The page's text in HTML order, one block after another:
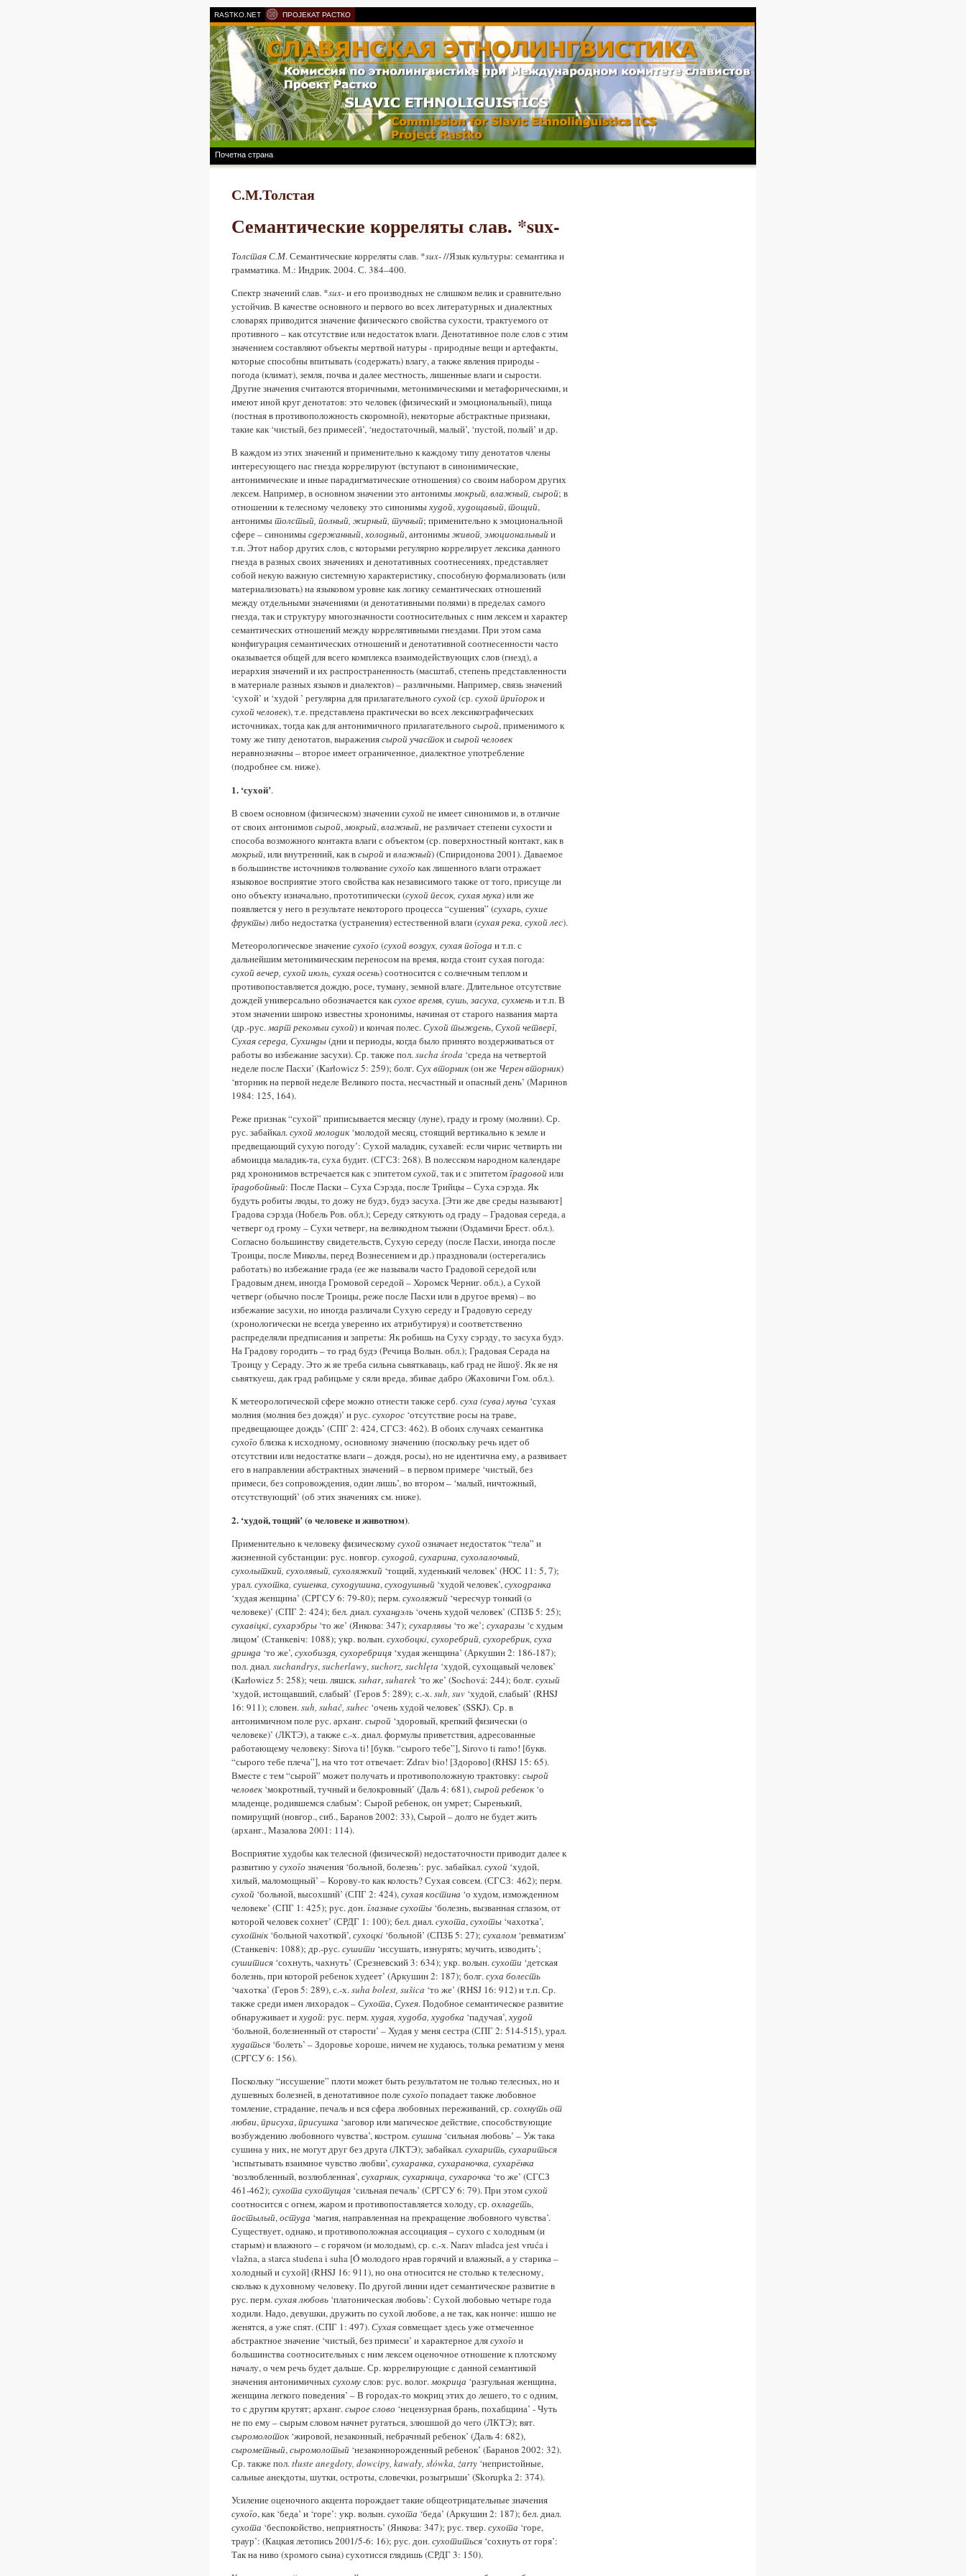
RASTKO.NET ПРОЈЕКАТ РАСТКО
Почетна страна
С.М.Толстая
Семантические корреляты слав. *sux-
Толстая С.М. Семантические корреляты слав. *sux- //Язык культуры: семантика и
грамматика. М.: Индрик. 2004. С. 384–400.
Спектр значений слав. *sux- и его производных не слишком велик и сравнительно
устойчив. В качестве основного и первого во всех литературных и диалектных
словарях приводится значение физического свойства сухости, трактуемого от
противного – как отсутствие или недостаток влаги. Денотативное поле слов с этим
значением составляют объекты мертвой натуры - природные вещи и артефакты,
которые способны впитывать (содержать) влагу, а также явления природы -
погода (климат), земля, почва и далее местность, лишенные влаги и сырости.
Другие значения считаются вторичными, метонимическими и метафорическими, и
имеют иной круг денотатов: это человек (физический и эмоциональный), пища
(постная в противоположность скоромной), некоторые абстрактные признаки,
такие как ‘чистый, без примесей’, ‘недостаточный, малый’, ‘пустой, полый’ и др.
В каждом из этих значений и применительно к каждому типу денотатов члены
интересующего нас гнезда коррелируют (вступают в синонимические,
антонимические и иные парадигматические отношения) со своим набором других
лексем. Например, в основном значении это антонимымокрый, влажный, сырой; в
отношении к телесному человеку это синонимыхудой,худощавый,тощий,
антонимытолстый, полный, жирный, тучный; применительно к эмоциональной
сфере – синонимысдержанный,холодный, антонимыживой, эмоциональныйи
т.п. Этот набор других слов, с которыми регулярно коррелирует лексика данного
гнезда в разных своих значениях и денотативных соотнесениях, представляет
собой некую важную системную характеристику, способную формализовать (или
материализовать) на языковом уровне как логику семантических отношений
между отдельными значениями (и денотативными полями) в пределах самого
гнезда, так и структуру многозначности соотносительных с ним лексем и характер
семантических отношений между коррелятивными гнездами. При этом сама
конфигурация семантических отношений и денотативной соотнесенности часто
оказывается общей для всего комплекса взаимодействующих слов (гнезд), а
иерархия значений и их распространенность (масштаб, степень представленности
в материале разных языков и диалектов) – различными. Например, связь значений
‘сухой’ и ‘худой ’ регулярна для прилагательного сухой(ср.сухой пригороки
сухой человек), т.е. представлена практически во всех лексикографических
источниках, тогда как для антонимичного прилагательного сырой, применимого к
тому же типу денотатов, выражениясырой участокисырой человек
неравнозначны – второе имеет ограниченное, диалектное употребление
(подробнее см. ниже).
1. ‘сухой’.
В своем основном (физическом) значениисухойне имеет синонимов и, в отличие
от своих антонимовсырой,мокрый,влажный, не различает степени сухости и
способа возможного контакта влаги с объектом (ср. поверхностный контакт, как в
мокрый, или внутренний, как всыройивлажный) (Спиридонова 2001). Даваемое
в большинстве источников толкованиесухого как лишенного влаги отражает
языковое восприятие этого свойства как независимого также от того, присуще ли
оно объекту изначально, прототипически (сухой песок, сухая мука) или же
появляется у него в результате некоторого процесса “сушения” (сухарь, сухие
фрукты) либо недостатка (устранения) естественной влаги (сухая река, сухой лес).
Метеорологическое значениесухого (сухой воздух, сухая погода и т.п. с
дальнейшим метонимическим переносом на время, когда стоит сухая погода:
сухой вечер, сухой июль, сухая осень) соотносится с солнечным теплом и
противопоставляется дождю, росе, туману, земной влаге. Длительное отсутствие
дождей универсально обозначается каксухое время, сушь, засуха, сухменьи т.п. В
этом значении широко известны хрононимы, начиная от старого названия марта
(др.-рус.март рекомыи сухой) и кончая полес.Сухой тыждень,Сухой четверг,
Сухая середа, Сухинды(дни и периоды, когда было принято воздерживаться от
работы во избежание засухи). Ср. также пол.sucha środa ‘среда на четвертой
неделе после Пасхи’ (Karłowicz 5: 259); болг.Сух вторник(он же Черен вторник)
‘вторник на первой неделе Великого поста, несчастный и опасный день’ (Маринов
1984: 125, 164).
Реже признак “сухой” приписывается месяцу (луне), граду и грому (молнии). Ср.
рус. забайкал.сухой молодик ‘молодой месяц, стоящий вертикально к земле и
предвещающий сухую погоду’: Сухой маладик, сухавей: если чирис четвирть ни
абмоицца маладик-та, суха будит. (СГСЗ: 268). В полесском народном календаре
ряд хрононимов встречается как с эпитетомсухой, так и с эпитетомградовойили
градобойный: После Паски – Суха Сэрэда, после Трийцы – Суха сэрэда. Як
будуть робиты люды, то дожу не будэ, будэ засуха. [Эти же две среды называют]
Градова сэрэда (Нобель Ров. обл.); Середу сяткують од граду – Градовая середа, а
четверг од грому – Сухи четверг, на великодном тыжни (Оздамичи Брест. обл.).
Согласно большинству свидетельств, Сухую середу (после Пасхи, иногда после
Троицы, после Миколы, перед Вознесением и др.) праздновали (остерегались
работать) во избежание града (ее же называли часто Градовой середой или
Градовым днем, иногда Громовой середой – Хоромск Черниг. обл.), а Сухой
четверг (обычно после Троицы, реже после Пасхи или в другое время) – во
избежание засухи, но иногда различали Сухую середу и Градовую середу
(хронологически не всегда уверенно их атрибутируя) и соответственно
распределяли предписания и запреты: Як робишь на Суху сэрэду, то засуха будэ.
На Градову городить – то град будэ (Речица Волын. обл.); Градовая Серада на
Троицу у Сераду. Это ж яе треба сильна сьвяткаваць, каб град не йшоў. Як яе ня
сьвяткуеш, дак град рабицьме у сяли вреда, збивае дабро (Жаховичи Гом. обл.).
К метеорологической сфере можно отнести также серб.суха (сува) муња ‘сухая
молния (молния без дождя)’ и рус.сухорос ‘отсутствие росы на траве,
предвещающее дождь’ (СПГ 2: 424, СГСЗ: 462). В обоих случаях семантика
сухого близка к исходному, основному значению (поскольку речь идет об
отсутствии или недостатке влаги – дождя, росы), но не идентична ему, а развивает
его в направлении абстрактных значений – в первом примере ‘чистый, без
примеси, без сопровождения, один лишь’, во втором – ‘малый, ничтожный,
отсутствующий’ (об этих значениях см. ниже).
2. ‘худой, тощий’ (о человеке и животном).
Применительно к человеку физическомусухойозначает недостаток “тела” и
жизненной субстанции: рус. новгор.суходой, сухарина, сухолалочный,
сухолыткий, сухолявый, сухоляжкий ‘тощий, худенький человек’ (НОС 11: 5, 7);
урал.сухотка, сушенка, суходушина,суходушный ‘худой человек’,суходранка
‘худая женщина’ (СРГСУ 6: 79-80); перм.сухоляжий ‘чересчур тонкий (о
человеке)’ (СПГ 2: 424); бел. диал.сухандэль ‘очень худой человек’ (СПЗБ 5: 25);
сухавiцкi,сухарэбры ‘то же’ (Янкова: 347); сухарлявы ‘то же’; сухаразы ‘с худым
лицом’ (Станкевiч: 1088); укр. волын.сухобоцкi, сухоребрий, сухоребрик, суха
дринда ‘то же’,сухобиздя, сухоребриця ‘худая женщина’ (Аркушин 2: 186-187);
пол. диал.suchandrys,sucherlawy,suchorz, suchlęta ‘худой, сухощавый человек’
(Karłowicz 5: 258); чеш. ляшск.suhar,suharek ‘то же’ (Sochová: 244); болг.сухый
‘худой, истощавший, слабый’ (Геров 5: 289); с.-х.suh, suv ‘худой, слабый’ (RHSJ
16: 911); словен.suh, suhač, suhec ‘очень худой человек’ (SSKJ). Ср. в
антонимичном поле рус. арханг.сырой ‘здоровый, крепкий физически (о
человеке)’ (ЛКТЭ), а также с.-х. диал. формулы приветствия, адресованные
работающему человеку: Sirova ti! [букв. “сырого тебе”], Sirovo ti ramo! [букв.
“сырого тебе плеча”], на что тот отвечает: Zdrav bio! [Здорово] (RHSJ 15: 65).
Вместе с тем “сырой” может получать и противоположную трактовку: сырой
человек ‘мокротный, тучный и белокровный’ (Даль 4: 681),сырой ребенок ‘о
младенце, родившемся слабым’: Сырой ребенок, он умрет; Сыренький,
помирущий (новгор., сиб., Баранов 2002: 33), Сырой – долго не будет жить
(арханг., Мазалова 2001: 114).
Восприятие худобы как телесной (физической) недостаточности приводит далее к
развитию усухого значения ‘больной, болезнь’: рус. забайкал.сухой ‘худой,
хилый, маломощный’ – Корову-то как колость? Сухая совсем. (СГСЗ: 462); перм.
сухой ‘больной, высохший’ (СПГ 2: 424),сухая костина ‘о худом, изможденном
человеке’ (СПГ 1: 425); рус. дон.глазные сухоты ‘болезнь, вызванная сглазом, от
которой человек сохнет’ (СРДГ 1: 100); бел. диал.cухота,сухоты ‘чахотка’,
сухотнiк ‘больной чахоткой’,сухоцкi ‘больной’ (СПЗБ 5: 27); сухалом ‘ревматизм’
(Станкевiч: 1088); др.-рус.сушити ‘иссушать, изнурять; мучить, изводить’;
сушитися ‘сохнуть, чахнуть’ (Срезневский 3: 634); укр. волын.сухоти ‘детская
болезнь, при которой ребенок худеет’ (Аркушин 2: 187); болг.суха болесть
‘чахотка’ (Геров 5: 289), с.-х.suha bolest, sušica ‘то же’ (RHSJ 16: 912) и т.п. Ср.
также среди имен лихорадок –Сухота,Сухея. Подобное семантическое развитие
обнаруживает ихудой: рус. перм.худая, худоба, худобка ‘падучая’,худой
‘больной, болезненный от старости’ – Худая у меня сестра (СПГ 2: 514-515), урал.
худаться ‘болеть’ – Здоровье хороше, ничем не худаюсь, толька рематизм у меня
(СРГСУ 6: 156).
Поскольку “иссушение” плоти может быть результатом не только телесных, но и
душевных болезней, в денотативное полесухого попадает также любовное
томление, страдание, печаль и вся сфера любовных переживаний, ср.сохнуть от
любви,присуха,присушка ‘заговор или магическое действие, способствующие
возбуждению любовного чувства’, костром.сушина ‘сильная любовь’ – Уж така
сушина у них, не могут друг без друга (ЛКТЭ); забайкал.сухарить, сухариться
‘испытывать взаимное чувство любви’,сухаранка, сухараночка, сухарёнка
‘возлюбленный, возлюбленная’,сухарник, сухарница, сухарочка ‘то же’ (СГСЗ
461-462); сухота сухотущая ‘сильная печаль’ (СРГСУ 6: 79). При этомсухой
соотносится с огнем, жаром и противопоставляется холоду, ср.охладеть,
постылый,остуда ‘магия, направленная на прекращение любовного чувства’.
Существует, однако, и противоположная ассоциация – сухого с холодным (и
старым) и влажного – с горячом (и молодым), ср. с.-х. Narav mladca jest vruća i
vlažna, a starca studena i suha [Ó молодого нрав горячий и влажный, а у старика –
холодный и сухой] (RHSJ 16: 911), но она относится не столько к телесному,
сколько к духовному человеку. По другой линии идет семантическое развитие в
рус. перм.сухая любовь ‘платоническая любовь’: Сухой любовью четыре года
ходили. Надо, девушки, дружить по сухой любове, а не так, как нонче: ишшо не
женятся, а уже спят. (СПГ 1: 497).Сухаясовмещает здесь уже отмеченное
абстрактное значение ‘чистый, без примеси’ и характерное длясухого и
большинства соотносительных с ним лексем оценочное отношение к плотскому
началу, о чем речь будет дальше. Ср. коррелирующие с данной семантикой
значения антонимичныхсухомуслов: рус. волог.мокрица ‘разгульная женщина,
женщина легкого поведения’ – В городах-то мокриц этих до лешего, то с одним,
то с другим крутят; арханг.сырое слово ‘нецензурная брань, похабщина’ - Чуть
не по ему – сырым словом начнет ругаться, злюшшой до чего (ЛКТЭ); вят.
сыромолоток ‘жировой, незаконный, небрачный ребенок’ (Даль 4: 682),
сырометный,сыромолотый ‘незаконнорожденный ребенок’ (Баранов 2002: 32).
Ср. также пол.tłuste anegdoty, dowcipy, kawały, słówka, żarty ‘непристойные,
сальные анекдоты, шутки, остроты, словечки, розыгрыши’ (Skorupka 2: 374).
Усиление оценочного акцента порождает такие общеотрицательные значения
сухого, как ‘беда’ и ‘горе’: укр. волын.сухота ‘беда’ (Аркушин 2: 187); бел. диал.
сухота ‘беспокойство, неприятность’ (Янкова: 347); рус. твер.сухота ‘горе,
траур’: (Кацкая летопись 2001/5-6: 16); рус. дон.сухотиться ‘сохнуть от горя’:
Так на ниво (хромого сына) сухотисся глядишь (СРДГ 3: 150).